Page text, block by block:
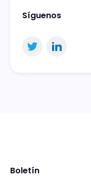
Síguenos
Boletín